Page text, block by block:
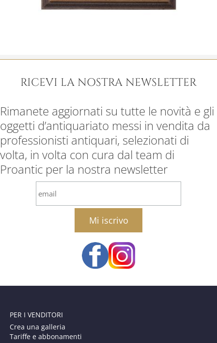
RICEVI LA NOSTRA NEWSLETTER
Rimanete aggiornati su tutte le novità e gli
oggetti d’antiquariato messi in vendita da
professionisti antiquari, selezionati di
volta, in volta con cura dal team di
Proantic per la nostra newsletter
email
PER I VENDITORI
Crea una galleria
Tariffe e abbonamenti